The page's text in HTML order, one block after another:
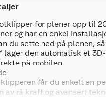
for plener opp til
og har en enkel
du sette ned på plenen,
lager den automatisk et
på mobilen.
får du enkelt en
av rå kraft og avansert